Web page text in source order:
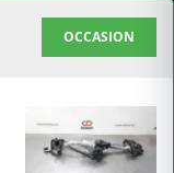
OCCASION